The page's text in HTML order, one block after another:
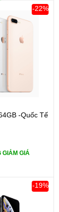
-Quốc Tế
-22%
GIẢM GIÁ
-19%